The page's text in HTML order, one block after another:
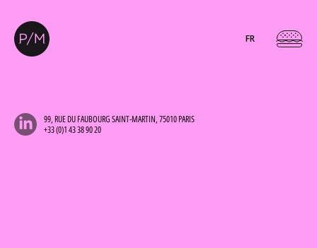
FR
99, RUE DU FAUBOURG SAINT-MARTIN, 75010 PARIS
+33 (0)1 43 38 90 20